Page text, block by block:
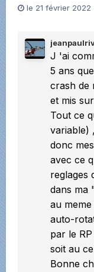
le 21 février 2022
J 'ai
5 ans
crash de
et mis
Tout ce
variable)
donc
avec ce
reglages
dans ma
au
auto-
par le
soit au
Bonne